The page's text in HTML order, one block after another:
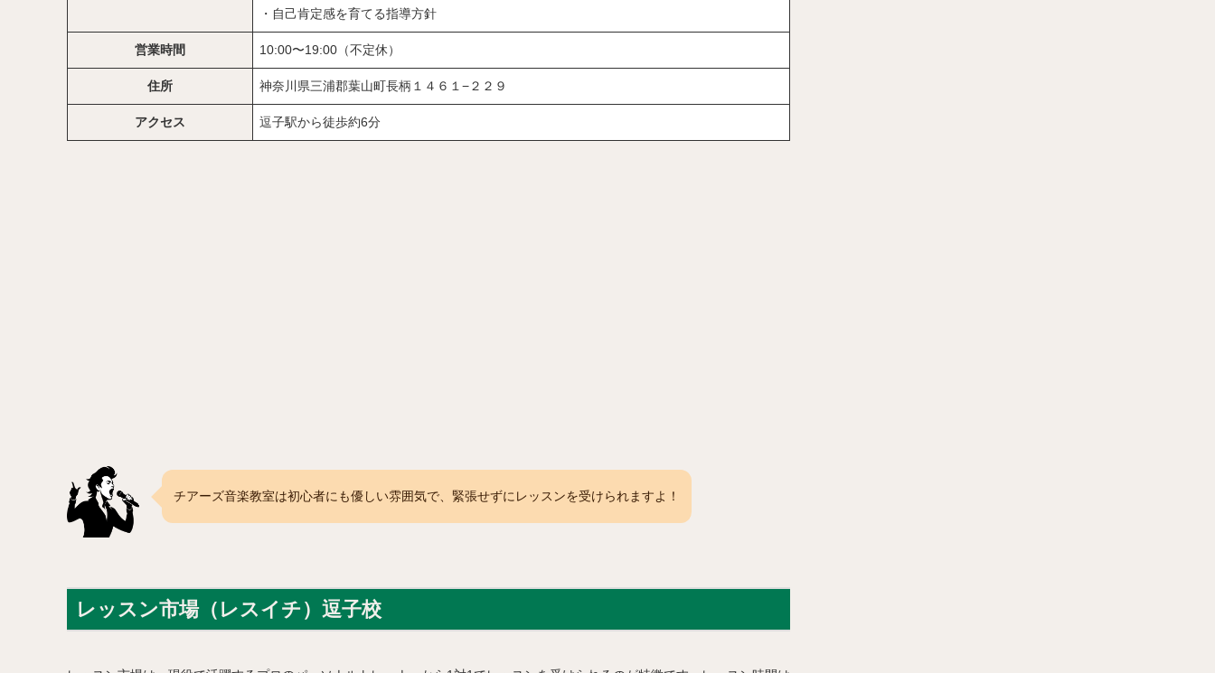
・自己肯定感を育てる指導方針
営業時間 10:00〜19:00（不定休）
住所 神奈川県三浦郡葉山町長柄１４６１−２２９
アクセス 逗子駅から徒歩約6分
チアーズ音楽教室は初心者にも優しい雰囲気で、緊張せずにレッスンを受けられますよ！
レッスン市場（レスイチ）逗子校